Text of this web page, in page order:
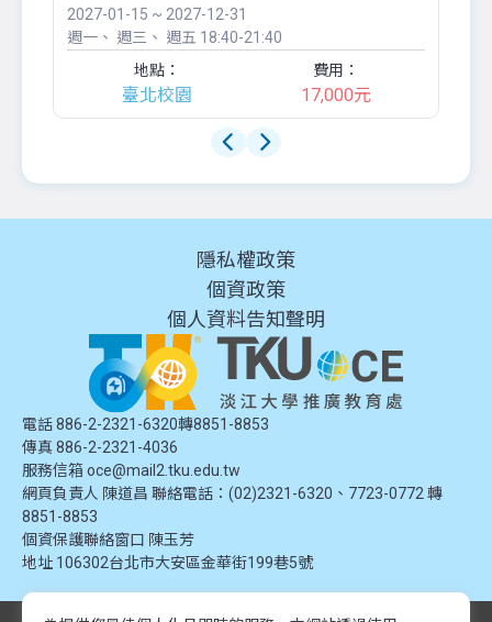
2027-01-15 ~ 2027-12-31
週一
週三 週五 18:40-21:40
地點：
臺北校園
費用：
17,000元
隱私權政策
個資政策
個人資料告知聲明
電話 886-2-2321-6320轉8851-8853
傳真 886-2-2321-4036
服務信箱 oce@mail2.tku.edu.tw
網頁負責人 陳道昌 聯絡電話：(02)2321-6320、7723-0772 轉
8851-8853
個資保護聯絡窗口 陳玉芳
地址 106302台北市大安區金華街199巷5號